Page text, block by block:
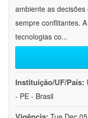
ambiente as
sempre conflitantes.
tecnologias co...
Instituição/UF/País:
- PE - Brasil